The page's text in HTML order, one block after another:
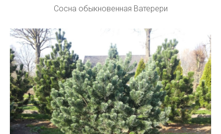
Сосна обыкновенная Ватерери